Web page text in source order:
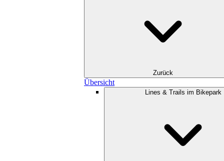
Zurück
Übersicht
Lines & Trails im Bikepark